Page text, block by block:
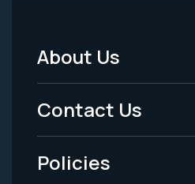
Footer
Menu
-
Legal
About Us
Contact Us
Policies